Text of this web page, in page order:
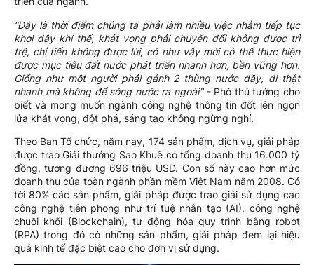
“Đây là thời điểm chúng ta phải làm nhiều việc nhằm tiếp tục
khơi dậy khí thế, khát vọng phải chuyển đổi không được trì
trệ, chỉ tiến không được lùi, có như vậy mới có thể thực hiện
được mục tiêu đất nước phát triển nhanh hơn, bền vững hơn.
Giống như một người phải gánh 2 thùng nước đầy, đi thật
nhanh mà không để sóng nước ra ngoài"- Phó thủ tướng cho
biết và mong muốn ngành công nghệ thông tin đốt lên ngọn
lửa khát vọng, đột phá, sáng tạo không ngừng nghỉ.
Theo Ban Tổ chức, năm nay, 174 sản phẩm, dịch vụ, giải pháp
được trao Giải thưởng Sao Khuê có tổng doanh thu 16.000 tỷ
đồng, tương đương 696 triệu USD. Con số này cao hơn mức
doanh thu của toàn ngành phần mềm Việt Nam năm 2008. Có
tới 80% các sản phẩm, giải pháp được trao giải sử dụng các
công nghệ tiên phong như trí tuệ nhân tạo (AI), công nghệ
chuỗi khối (Blockchain), tự động hóa quy trình bằng robot
(RPA) trong đó có những sản phẩm, giải pháp đem lại hiệu
quả kinh tế đặc biệt cao cho đơn vị sử dụng.